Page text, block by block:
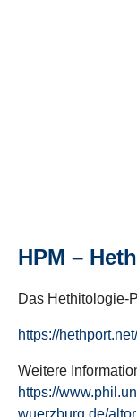
HPM –
Das Hethitologie-
https://hethport.net/
Weitere
https://
wuerzburg.de/